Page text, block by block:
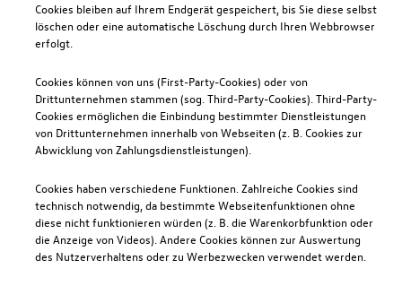
Cookies bleiben auf Ihrem Endgerät gespeichert, bis Sie diese selbst
löschen oder eine automatische Löschung durch Ihren Webbrowser
erfolgt.
Cookies können von uns (First-Party-Cookies) oder von
Drittunternehmen stammen (sog. Third-Party-Cookies). Third-Party-
Cookies ermöglichen die Einbindung bestimmter Dienstleistungen
von Drittunternehmen innerhalb von Webseiten (z. B. Cookies zur
Abwicklung von Zahlungsdienstleistungen).
Cookies haben verschiedene Funktionen. Zahlreiche Cookies sind
technisch notwendig, da bestimmte Webseitenfunktionen ohne
diese nicht funktionieren würden (z. B. die Warenkorbfunktion oder
die Anzeige von Videos). Andere Cookies können zur Auswertung
des Nutzerverhaltens oder zu Werbezwecken verwendet werden.